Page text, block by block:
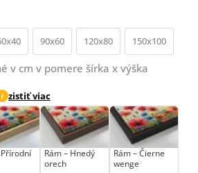
90x60 120x80 150x100
v cm v pomere šírka x výška
i zistiť viac
Přírodní
Rám – Hnedý
orech
Rám – Čierne
wenge